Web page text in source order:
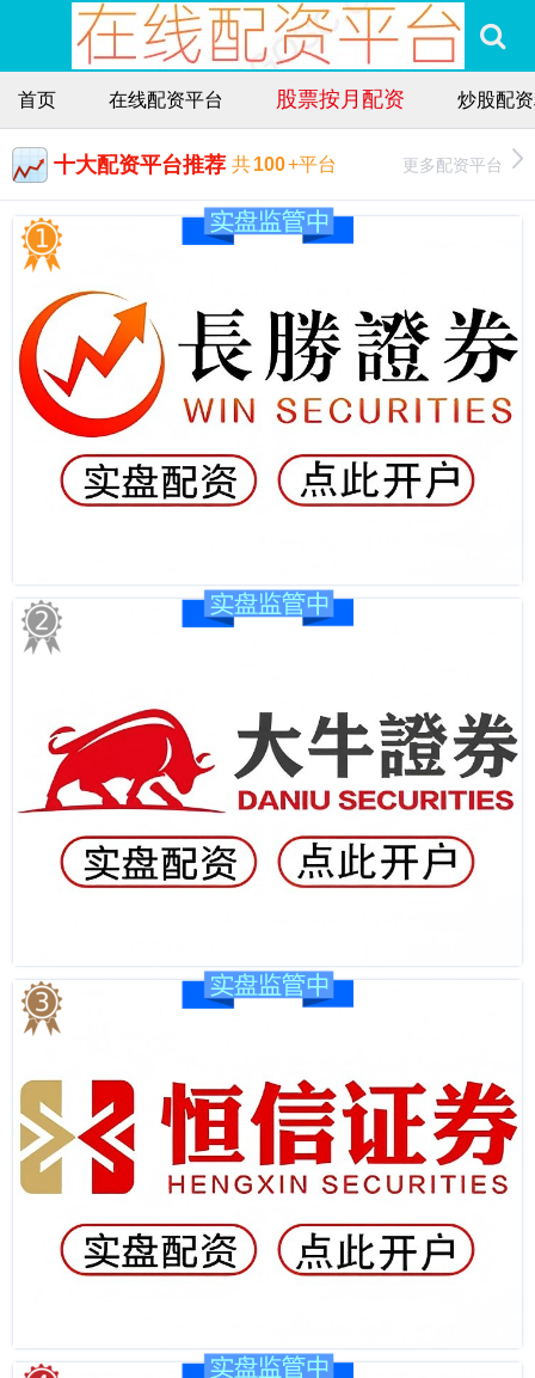
首页 在线配资平台 股票按月配资 炒股配
十大配资平台推荐 共100+平台 更多配资平台